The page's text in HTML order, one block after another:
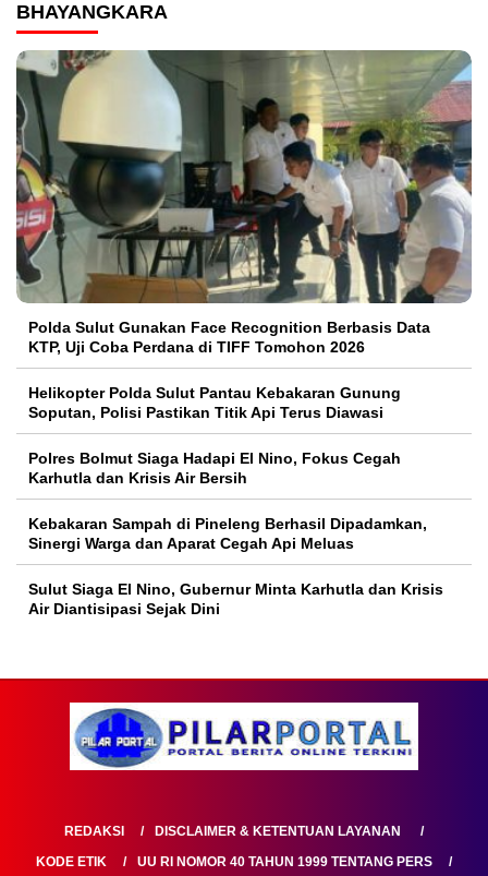
BHAYANGKARA
Polda Sulut Gunakan Face Recognition Berbasis Data
KTP, Uji Coba Perdana di TIFF Tomohon 2026
Helikopter Polda Sulut Pantau Kebakaran Gunung
Soputan, Polisi Pastikan Titik Api Terus Diawasi
Polres Bolmut Siaga Hadapi El Nino, Fokus Cegah
Karhutla dan Krisis Air Bersih
Kebakaran Sampah di Pineleng Berhasil Dipadamkan,
Sinergi Warga dan Aparat Cegah Api Meluas
Sulut Siaga El Nino, Gubernur Minta Karhutla dan Krisis
Air Diantisipasi Sejak Dini
REDAKSI
DISCLAIMER & KETENTUAN LAYANAN
KODE ETIK
UU RI NOMOR 40 TAHUN 1999 TENTANG PERS